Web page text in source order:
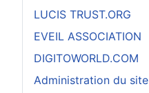
LUCIS TRUST.ORG
EVEIL ASSOCIATION
DIGITOWORLD.COM
Administration du site